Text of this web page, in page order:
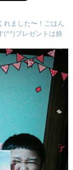
れました〜！ごはん
(^^)プレゼントは娘